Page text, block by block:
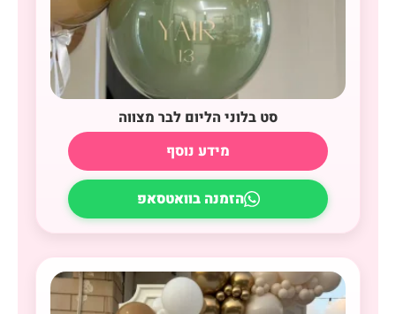
סט בלוני הליום לבר מצווה
מידע נוסף
הזמנה בוואטסאפ